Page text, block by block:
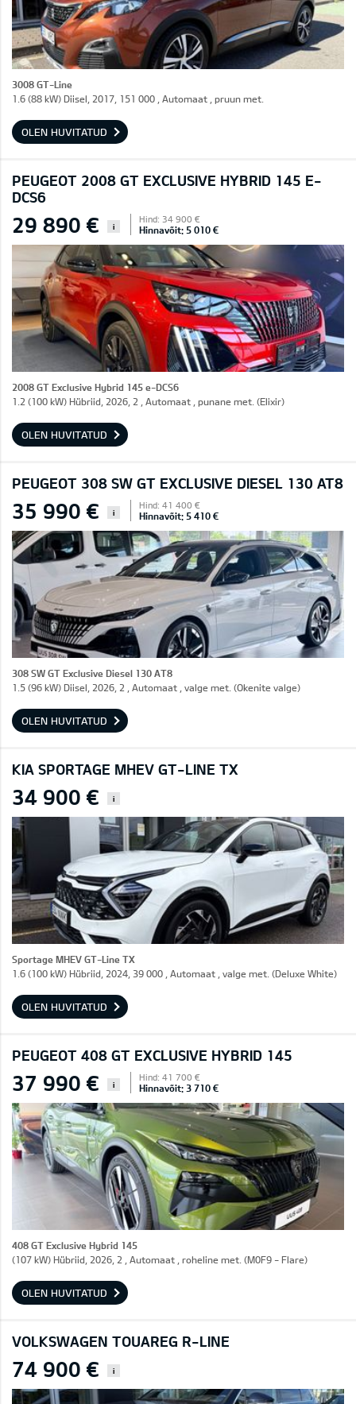
3008 GT-Line
1.6 (88 kW) Diisel, 2017, 151 000 , Automaat , pruun met.
OLEN HUVITATUD
PEUGEOT 2008 GT EXCLUSIVE HYBRID 145 E-
DCS6
29 890 € i
Hind: 34 900 €
Hinnavõit: 5 010 €
2008 GT Exclusive Hybrid 145 e-DCS6
1.2 (100 kW) Hübriid, 2026, 2 , Automaat , punane met. (Elixir)
OLEN HUVITATUD
PEUGEOT 308 SW GT EXCLUSIVE DIESEL 130 AT8
35 990 € i
Hind: 41 400 €
Hinnavõit: 5 410 €
308 SW GT Exclusive Diesel 130 AT8
1.5 (96 kW) Diisel, 2026, 2 , Automaat , valge met. (Okenite valge)
OLEN HUVITATUD
KIA SPORTAGE MHEV GT-LINE TX
34 900 € i
Sportage MHEV GT-Line TX
1.6 (100 kW) Hübriid, 2024, 39 000 , Automaat , valge met. (Deluxe White)
OLEN HUVITATUD
PEUGEOT 408 GT EXCLUSIVE HYBRID 145
37 990 € i
Hind: 41 700 €
Hinnavõit: 3 710 €
408 GT Exclusive Hybrid 145
(107 kW) Hübriid, 2026, 2 , Automaat , roheline met. (M0F9 - Flare)
OLEN HUVITATUD
VOLKSWAGEN TOUAREG R-LINE
74 900 € i